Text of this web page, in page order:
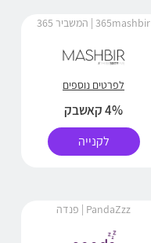
365mashbir | המשביר 365
לפרטים נוספים
4% קאשבק
לקנייה
PandaZzz | פנדה